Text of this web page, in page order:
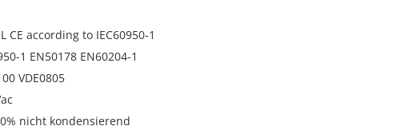
CE according to IEC60950-1
1 EN50178 EN60204-1
VDE0805
nicht kondensierend